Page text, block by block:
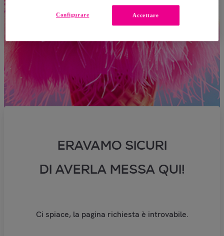
ERAVAMO SICURI
DI AVERLA MESSA QUI!
Ci spiace, la pagina richiesta è introvabile.
Accettare
Configurare